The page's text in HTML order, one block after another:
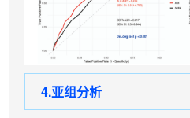
4.亚组分析